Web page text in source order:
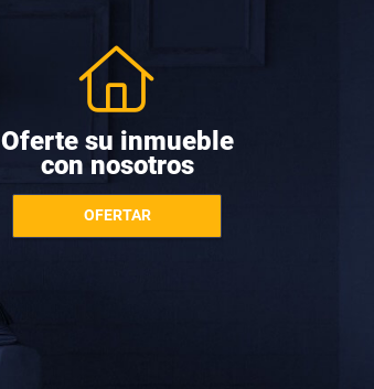
Oferte su inmueble
con nosotros
OFERTAR